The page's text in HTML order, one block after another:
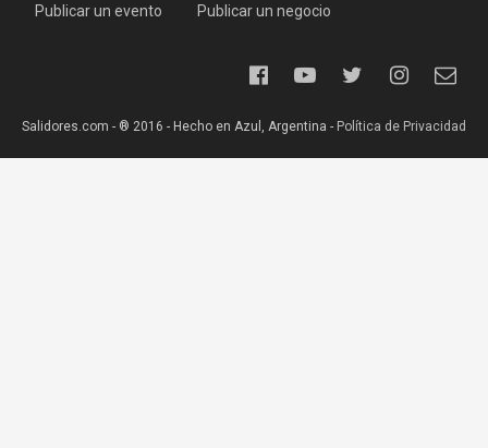
Publicar un evento Publicar un negocio
Salidores.com - ® 2016 - Hecho en Azul, Argentina - Política de Privacidad